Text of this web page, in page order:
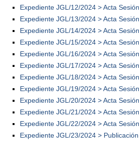
Expediente JGL/12/2024 > Acta
Expediente JGL/13/2024 > Acta
Expediente JGL/14/2024 > Acta
Expediente JGL/15/2024 > Acta
Expediente JGL/16/2024 > Acta
Expediente JGL/17/2024 > Acta
Expediente JGL/18/2024 > Acta
Expediente JGL/19/2024 > Acta
Expediente JGL/20/2024 > Acta
Expediente JGL/21/2024 > Acta
Expediente JGL/22/2024 > Acta
Expediente JGL/23/2024 >